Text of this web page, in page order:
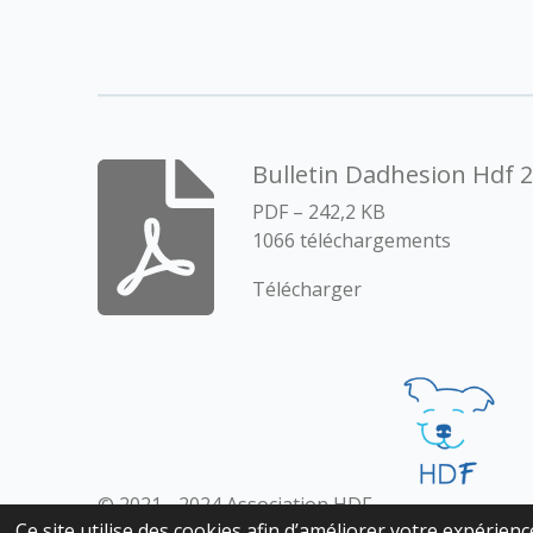
Bulletin Dadhesion Hdf
PDF – 242,2 KB
1066 téléchargements
Télécharger
© 2021 - 2024 Association HDF